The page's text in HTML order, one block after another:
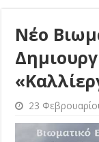
Νέο
23